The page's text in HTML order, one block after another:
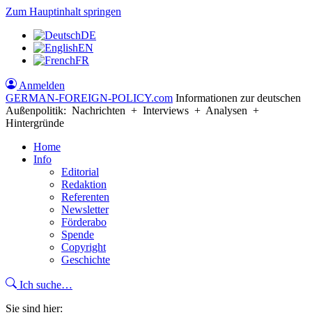
Zum Hauptinhalt springen
DE
EN
FR
Anmelden
GERMAN-FOREIGN-POLICY.com Informationen zur deutschen
Außenpolitik: Nachrichten + Interviews + Analysen +
Hintergründe
Home
Info
Editorial
Redaktion
Referenten
Newsletter
Förderabo
Spende
Copyright
Geschichte
Ich suche…
Sie sind hier: